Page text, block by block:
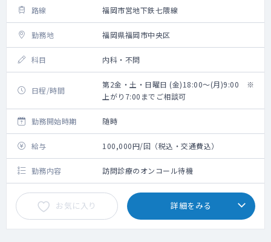
路線 福岡市営地下鉄七隈線
勤務地 福岡県福岡市中央区
科目 内科・不問
日程/時間
第2金・土・日曜日 (金)18:00～(月)9:00 ※
上がり7:00までご相談可
勤務開始時期 随時
給与 100,000円/回（税込・交通費込）
勤務内容 訪問診療のオンコール待機
お気に入り 詳細をみる